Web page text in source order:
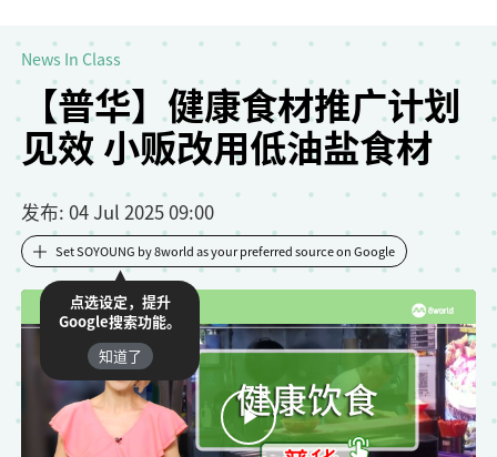
【普华】健康食材推广计划
见效 小贩改用低油盐食材
News In Class
发布: 04 Jul 2025 09:00
Set SOYOUNG by 8world as your preferred source on Google
点选设定，提升
Google搜索功能。
知道了